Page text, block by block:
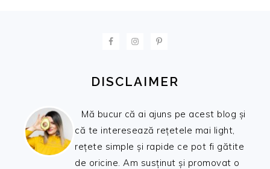
DISCLAIMER
Mă bucur că ai ajuns pe acest blog și
că te interesează rețetele mai light,
rețete simple și rapide ce pot fi gătite
de oricine. Am susținut și promovat o